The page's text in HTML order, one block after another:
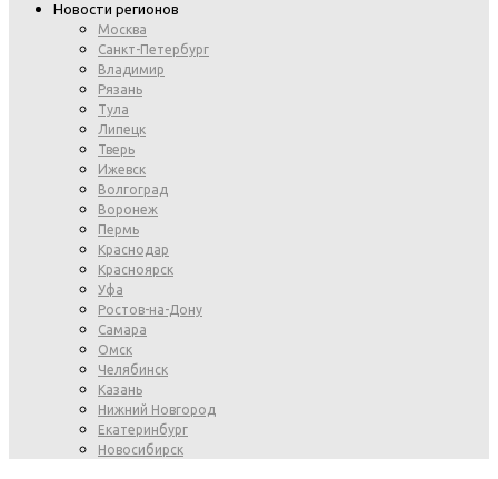
Новости регионов
Москва
Санкт-Петербург
Владимир
Рязань
Тула
Липецк
Тверь
Ижевск
Волгоград
Воронеж
Пермь
Краснодар
Красноярск
Уфа
Ростов-на-Дону
Самара
Омск
Челябинск
Казань
Нижний Новгород
Екатеринбург
Новосибирск